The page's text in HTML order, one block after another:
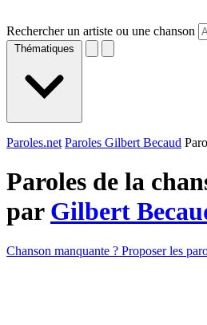
Rechercher un artiste ou une chanson
Thématiques
Paroles.net Paroles Gilbert Becaud
Paroles de la
par Gilbert
Chanson manquante ? Proposer les